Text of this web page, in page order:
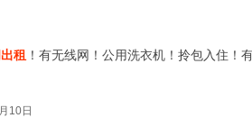
租 ！有无线网！公用洗衣机！拎包入住！
10日